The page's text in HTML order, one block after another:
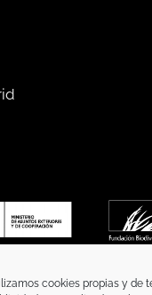
cookies propias y de